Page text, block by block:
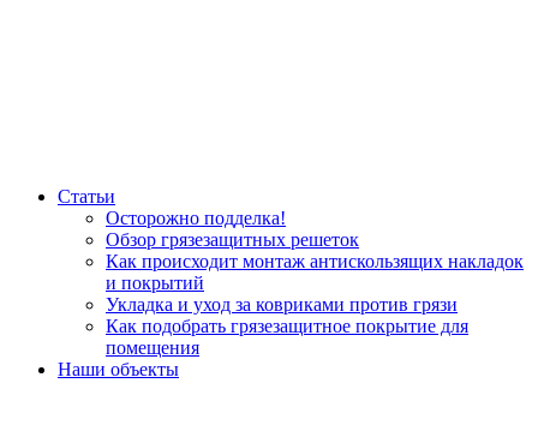
Статьи
Осторожно подделка!
Обзор грязезащитных решеток
Как происходит монтаж антискользящих накладок
и покрытий
Укладка и уход за ковриками против грязи
Как подобрать грязезащитное покрытие для
помещения
Наши объекты